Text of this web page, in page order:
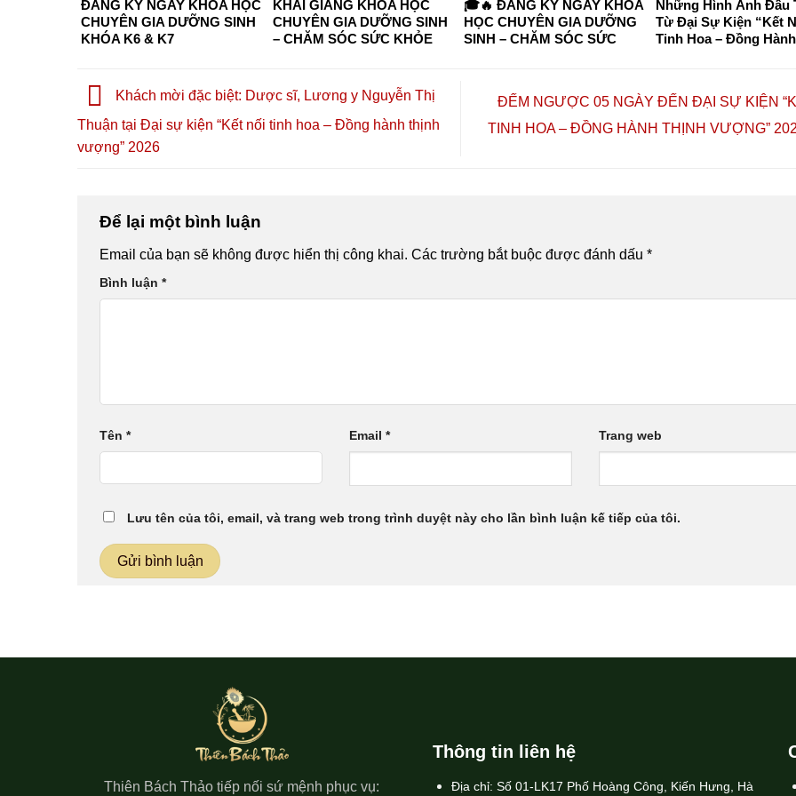
ĐĂNG KÝ NGAY KHÓA HỌC
CHUYÊN GIA DƯỠNG SINH
KHÓA K6 & K7
KHAI GIẢNG KHÓA HỌC
CHUYÊN GIA DƯỠNG SINH
– CHĂM SÓC SỨC KHỎE
NGHỀ, HÀNH NGHỀ VÀ
KHỞI NGHIỆP
🎓🔥 ĐĂNG KÝ NGAY KHÓA
HỌC CHUYÊN GIA DƯỠNG
SINH – CHĂM SÓC SỨC
Những Hình Ảnh Đầu
Từ Đại Sự Kiện “Kết
Tinh Hoa – Đồng
Khách mời đặc biệt: Dược sĩ, Lương y Nguyễn Thị
Thuận tại Đại sự kiện “Kết nối tinh hoa – Đồng hành thịnh
vượng” 2026
ĐẾM NGƯỢC 05 NGÀY ĐẾN ĐẠI SỰ KIỆN
TINH HOA – ĐỒNG HÀNH THỊNH VƯỢNG”
Để lại một bình luận
Email của bạn sẽ không được hiển thị công khai. Các trường bắt buộc được đánh dấu *
Bình luận *
Tên * Email * Trang web
Lưu tên của tôi, email, và trang web trong trình duyệt này cho lần bình luận kế tiếp của tôi.
Thiên Bách Thảo tiếp nối sứ mệnh phục vụ:
Thông tin liên hệ
Địa chỉ: Số 01-LK17 Phố Hoàng Công, Kiến Hưng, Hà